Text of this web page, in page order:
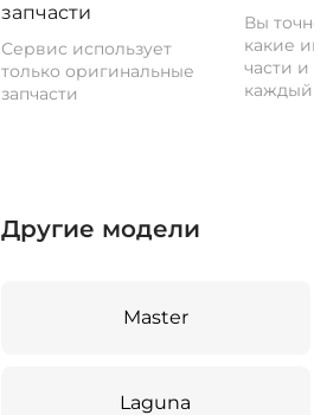
запчасти
Сервис использует
только оригинальные
запчасти
Вы
какие
части
каждый
Другие модели
Master
Laguna